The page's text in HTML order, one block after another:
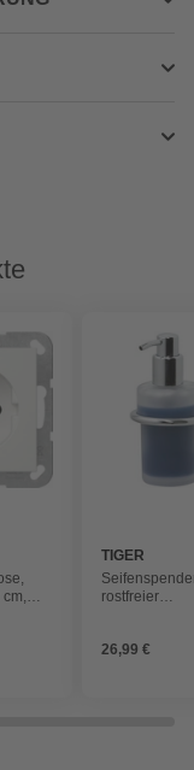
TIGER
rostfreier
26,99 €